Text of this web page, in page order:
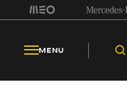
MENU